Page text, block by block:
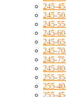
245-
245-
245-
245-
245-
245-
245-
245-
255-
255-
255-